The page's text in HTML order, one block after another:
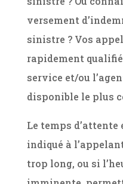
versement
sinistre ? Vos
rapidement
service et/ou
disponible le plus
Le temps
indiqué à
trop long, ou si